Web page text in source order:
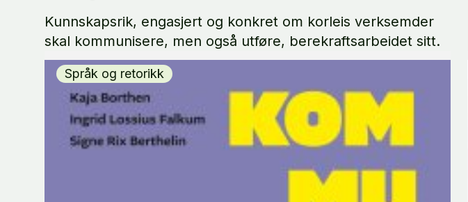
Kunnskapsrik, engasjert og konkret om korleis verksemder
skal kommunisere, men også utføre, berekraftsarbeidet sitt.
Språk og retorikk